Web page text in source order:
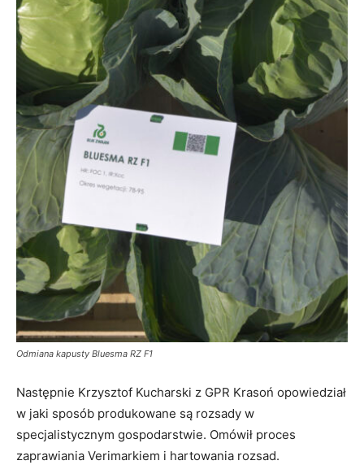
Odmiana kapusty Bluesma RZ F1
Następnie Krzysztof Kucharski z GPR Krasoń opowiedział
w jaki sposób produkowane są rozsady w
specjalistycznym gospodarstwie. Omówił proces
zaprawiania Verimarkiem i hartowania rozsad.